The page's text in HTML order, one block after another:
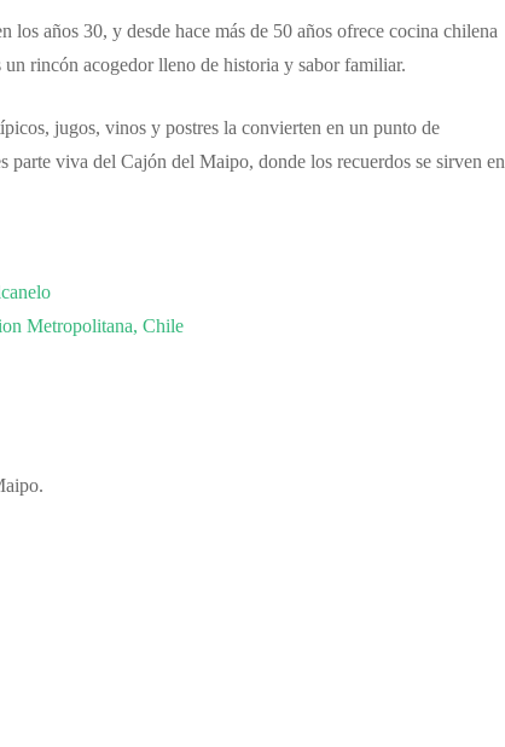
los años 30, y desde hace más de 50 años ofrece cocina chilena
rincón acogedor lleno de historia y sabor familiar.
jugos, vinos y postres la convierten en un punto de
parte viva del Cajón del Maipo, donde los recuerdos se sirven en
Metropolitana, Chile